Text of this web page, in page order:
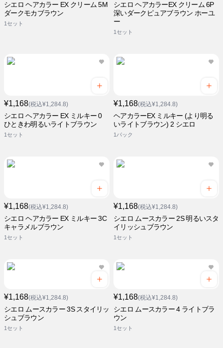
シエロ ヘアカラー EX クリーム 5M
ダークモカブラウン
1セット
シエロ ヘアカラーEX クリーム 6P
深いダークピュアブラウン ホーユ
ー
1セット
¥1,168(税込¥1,284.8)
シエロ ヘアカラー EX ミルキー 0
ひときわ明るいライトブラウン
1セット
¥1,168(税込¥1,284.8)
ヘアカラーEX ミルキー (より明る
いライトブラウン) 2 シエロ
1パック
¥1,168(税込¥1,284.8)
シエロ ヘアカラー EX ミルキー 3C
キャラメルブラウン
1セット
¥1,168(税込¥1,284.8)
シエロ ムースカラー 2S 明るいスタ
イリッシュブラウン
1セット
¥1,168(税込¥1,284.8)
シエロ ムースカラー 3S スタイリッ
シュブラウン
1セット
¥1,168(税込¥1,284.8)
シエロ ムースカラー 4 ライトブラ
ウン
1セット